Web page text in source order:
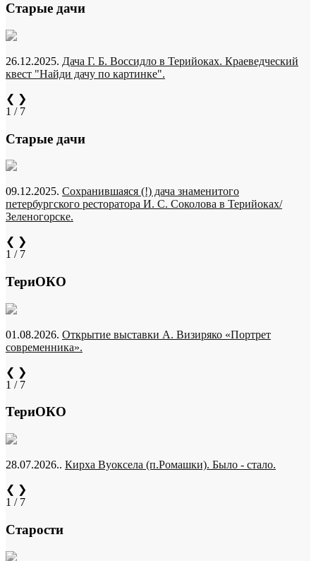
Старые дачи
26.12.2025. Дача Г. Б. Воссидло в Терийоках. Краеведческий
квест "Найди дачу по картинке".
❮ ❯
1 / 7
Старые дачи
09.12.2025. Сохранившаяся (!) дача знаменитого
петербургского ресторатора И. С. Соколова в Терийоках/
Зеленогорске.
❮ ❯
1 / 7
ТериОКО
01.08.2026. Открытие выставки А. Визиряко «Портрет
современника».
❮ ❯
1 / 7
ТериОКО
28.07.2026.. Кирха Вуоксела (п.Ромашки). Было - стало.
❮ ❯
1 / 7
Старости